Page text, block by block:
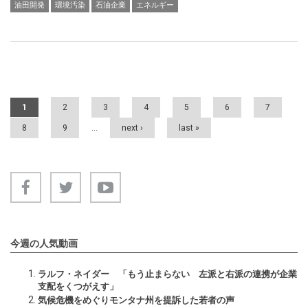
油田開発 環境汚染 石油企業 エネルギー
Pages
1 2 3 4 5 6 7
8 9 … next › last »
今週の人気動画
ラルフ・ネイダー 「もう止まらない 左派と右派の連携が企業
支配をくつがえす」
気候危機をめぐりモンタナ州を提訴した若者の声